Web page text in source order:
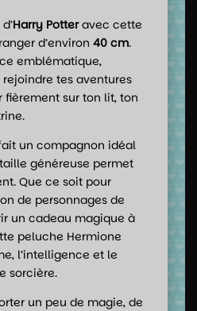
Harry Potteravec cette
d’environ 40 cm.
emblématique,
tes aventures
fièrement sur ton lit, ton
un compagnon idéal
généreuse permet
Que ce soit pour
de personnages de
un cadeau magique à
peluche Hermione
l’intelligence et le
sorcière.
un peu de magie, de